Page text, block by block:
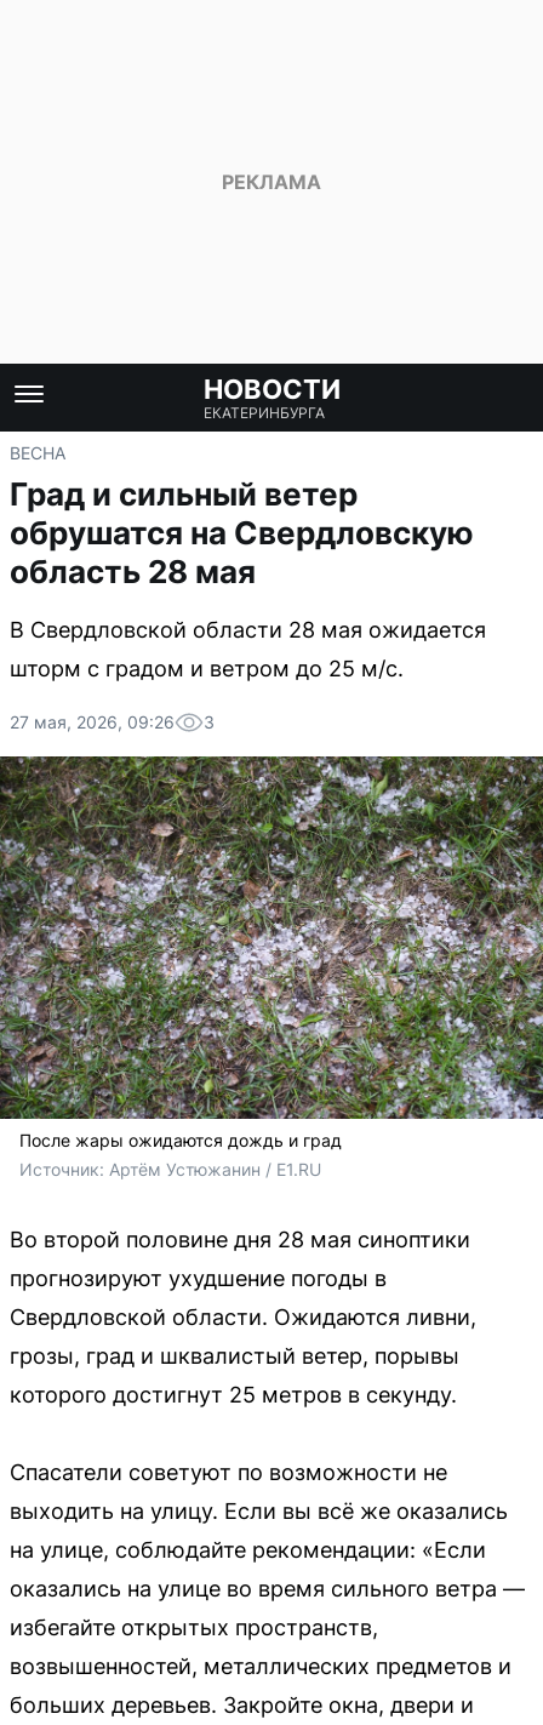
НОВОСТИ
ЕКАТЕРИНБУРГА
ВЕСНА
Град и сильный ветер
обрушатся на Свердловскую
область 28 мая
В Свердловской области 28 мая ожидается
шторм с градом и ветром до 25 м/с.
27 мая, 2026, 09:26 3
После жары ожидаются дождь и град
Источник: Артём Устюжанин / E1.RU
Во второй половине дня 28 мая синоптики
прогнозируют ухудшение погоды в
Свердловской области. Ожидаются ливни,
грозы, град и шквалистый ветер, порывы
которого достигнут 25 метров в секунду.
Спасатели советуют по возможности не
выходить на улицу. Если вы всё же оказались
на улице, соблюдайте рекомендации: «Если
оказались на улице во время сильного ветра —
избегайте открытых пространств,
возвышенностей, металлических предметов и
больших деревьев. Закройте окна, двери и